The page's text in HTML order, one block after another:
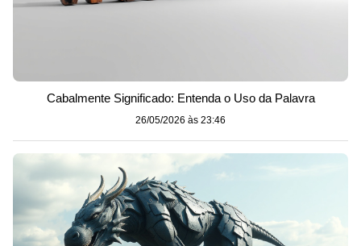
Cabalmente Significado: Entenda o Uso da Palavra
26/05/2026 às 23:46